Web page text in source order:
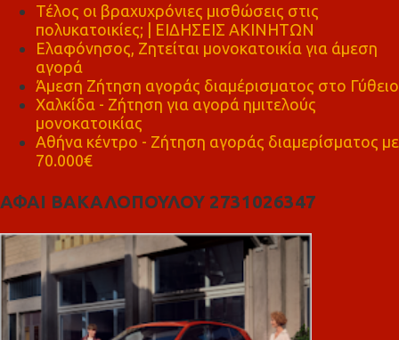
Τέλος οι βραχυχρόνιες μισθώσεις στις
πολυκατοικίες; | ΕΙΔΗΣΕΙΣ ΑΚΙΝΗΤΩΝ
Ελαφόνησος, Ζητείται μονοκατοικία για άμεση
αγορά
Άμεση Ζήτηση αγοράς διαμέρισματος στο Γύθειο
Χαλκίδα - Ζήτηση για αγορά ημιτελούς
μονοκατοικίας
Αθήνα κέντρο - Ζήτηση αγοράς διαμερίσματος με
70.000€
ΑΦΑΙ ΒΑΚΑΛΟΠΟΥΛΟΥ 2731026347